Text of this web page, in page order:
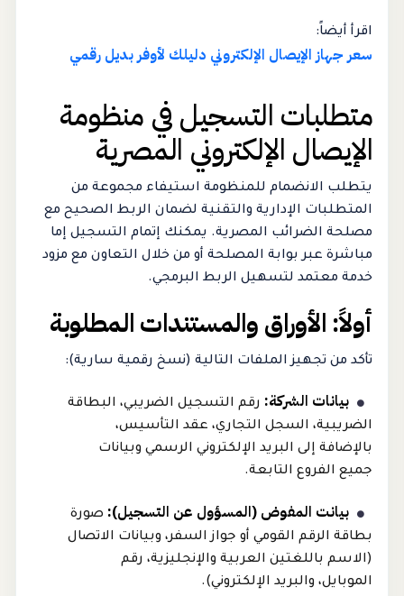
اقرأ أيضاً:
سعر جهاز الإيصال الإلكتروني دليلك لأوفر بديل رقمي
متطلبات التسجيل في منظومة
الإيصال الإلكتروني المصرية
يتطلب الانضمام للمنظومة استيفاء مجموعة من
المتطلبات الإدارية والتقنية لضمان الربط الصحيح مع
مصلحة الضرائب المصرية. يمكنك إتمام التسجيل إما
مباشرة عبر بوابة المصلحة أو من خلال التعاون مع مزود
خدمة معتمد لتسهيل الربط البرمجي.
أولاً: الأوراق والمستندات المطلوبة
تأكد من تجهيز الملفات التالية (نسخ رقمية سارية):
بيانات الشركة: رقم التسجيل الضريبي، البطاقة
الضريبية، السجل التجاري، عقد التأسيس،
بالإضافة إلى البريد الإلكتروني الرسمي وبيانات
جميع الفروع التابعة.
بيانت المفوض (المسؤول عن التسجيل): صورة
بطاقة الرقم القومي أو جواز السفر، وبيانات الاتصال
(الاسم باللغتين العربية والإنجليزية، رقم
الموبايل، والبريد الإلكتروني).